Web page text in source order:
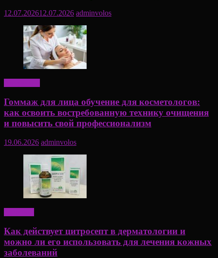
12.07.202612.07.2026 adminvolos
Гоммаж для лица обучение для косметологов:
как освоить востребованную технику очищения
и повысить свой профессионализм
19.06.2026 adminvolos
Как действует цитросепт в дерматологии и
можно ли его использовать для лечения кожных
заболеваний